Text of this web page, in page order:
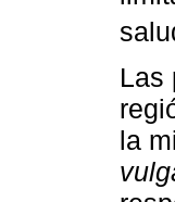
Las
la